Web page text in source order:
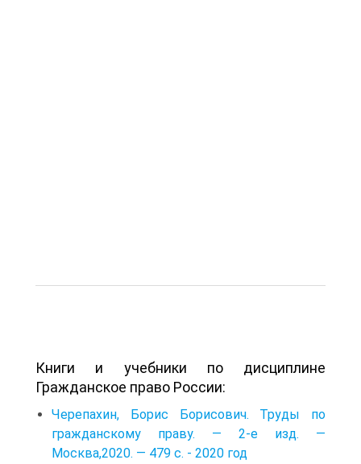
Книги и учебники по дисциплине
Гражданское право России:
Черепахин, Борис Борисович. Труды по
гражданскому праву. — 2-е изд. —
Москва,2020. — 479 с. - 2020 год